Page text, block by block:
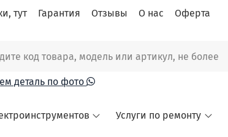
тут Гарантия Отзывы О нас Оферта
деталь по фото
Услуги по ремонту